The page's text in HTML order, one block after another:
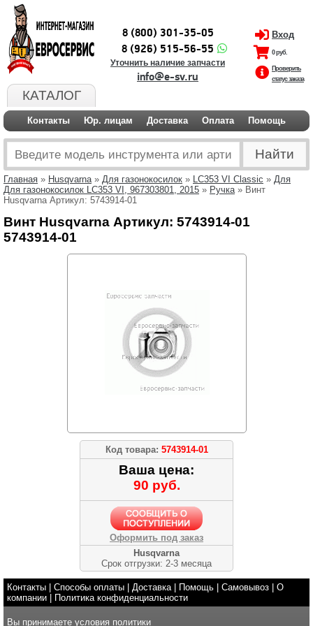
КАТАЛОГ
8 (800) 301-35-05
8 (926) 515-56-55
Уточнить наличие запчасти
info@e-sv.ru
Вход
0 руб.
Проверить
статус заказа
Контакты Юр. лицам Доставка Оплата Помощь
Главная » Husqvarna» Для газонокосилок » LC353 VI Classic » Для
Для газонокосилок LC353 VI, 967303801, 2015 » Ручка» Винт
Husqvarna Артикул: 5743914-01
Винт Husqvarna Артикул: 5743914-01
5743914-01
Код товара: 5743914-01
Ваша цена:
90 руб.
Оформить под заказ
Husqvarna
Срок отгрузки: 2-3 месяца
Контакты Способы оплаты Доставка| Помощь Самовывоз
О
компании
Политика конфиденциальности
Вы принимаете условия политики